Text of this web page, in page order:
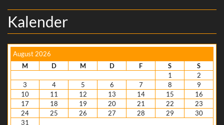
Kalender
August 2026
M
D M D F S
S
1
2
3
4 5 6 7 8
9
10
11 12 13 14 15
16
17
18 19 20 21 22
23
24
25 26 27 28 29
30
31